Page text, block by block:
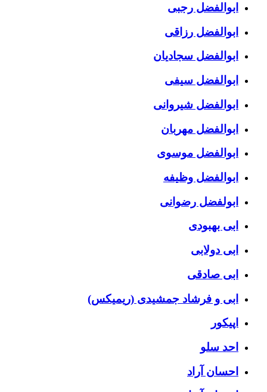
ابوالفضل رجبی
ابوالفضل رزاقی
ابوالفضل سجادیان
ابوالفضل سیفی
ابوالفضل شیروانی
ابوالفضل مهربان
ابوالفضل موسوی
ابوالفضل وظیفه
ابولفضل رضوانی
ابی بهبودی
ابی دولابی
ابی صادقی
ابی و فرشاد جمشیدی (ریمیکس)
اپیکور
احد سلو
احسان آراد